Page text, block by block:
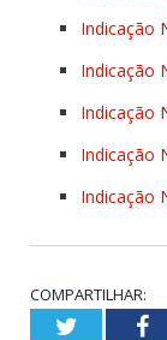
Indicação
Indicação
Indicação
Indicação
Indicação
COMPARTILHAR:
Twitter